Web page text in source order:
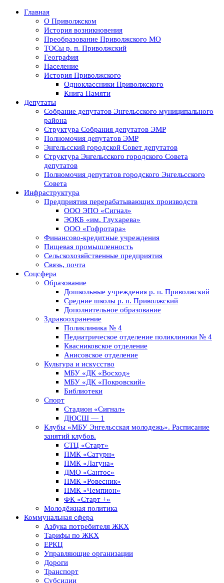
Главная
О Приволжском
История возникновения
Преобразование Приволжского МО
ТОСы р. п. Приволжский
География
Население
История Приволжского
Одноклассники Приволжского
Книга Памяти
Депутаты
Собрание депутатов Энгельсского муниципального
района
Структура Собрания депутатов ЭМР
Полномочия депутатов ЭМР
Энгельсский городской Совет депутатов
Структура Энгельсского городского Совета
депутатов
Полномочия депутатов городского Энгельсского
Совета
Инфраструктура
Предприятия перерабатывающих производств
ООО ЭПО «Сигнал»
ЭОКБ «им. Глухарева»
ООО «Гофротара»
Финансово-кредитные учреждения
Пищевая промышленность
Сельскохозяйственные предприятия
Связь, почта
Соцсфера
Образование
Дошкольные учреждения р. п. Приволжский
Средние школы р. п. Приволжский
Дополнительное образование
Здравоохранение
Поликлиника № 4
Педиатрическое отделение поликлиники № 4
Квасниковское отделение
Анисовское отделение
Культура и искусство
МБУ «ДК «Восход»
МБУ «ДК «Покровский»
Библиотеки
Спорт
Стадион «Сигнал»
ДЮСШ — 1
Клубы «МБУ Энгельсская молодежь». Расписание
занятий клубов.
СТЦ «Старт»
ПМК «Сатурн»
ПМК «Лагуна»
ДМО «Сантос»
ПМК «Ровесник»
ПМК «Чемпион»
ФК «Старт +»
Молодёжная политика
Коммунальная сфера
Азбука потребителя ЖКХ
Тарифы по ЖКХ
ЕРКЦ
Управляющие организации
Дороги
Транспорт
Субсидии